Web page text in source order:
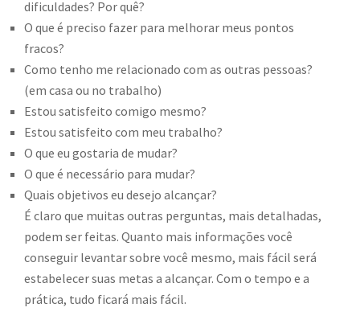
dificuldades? Por quê?
O que é preciso fazer para melhorar meus pontos
fracos?
Como tenho me relacionado com as outras pessoas?
(em casa ou no trabalho)
Estou satisfeito comigo mesmo?
Estou satisfeito com meu trabalho?
O que eu gostaria de mudar?
O que é necessário para mudar?
Quais objetivos eu desejo alcançar?
É claro que muitas outras perguntas, mais detalhadas,
podem ser feitas. Quanto mais informações você
conseguir levantar sobre você mesmo, mais fácil será
estabelecer suas metas a alcançar. Com o tempo e a
prática, tudo ficará mais fácil.